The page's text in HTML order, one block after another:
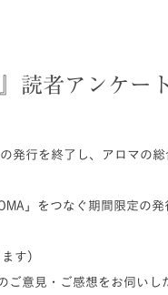
読者アンケー
発行を終了し、アロマの
」をつなぐ期間限定の発
す）
意見・ご感想をお伺いし